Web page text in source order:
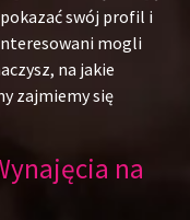
swój profil i
mogli
na jakie
zajmiemy się
na